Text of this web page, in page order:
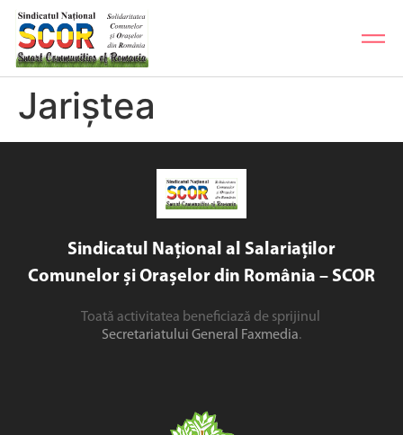
Jariștea
Sindicatul Național al Salariaților
Comunelor și Orașelor din România – SCOR
Toată activitatea beneficiază de sprijinul
Secretariatului General Faxmedia.